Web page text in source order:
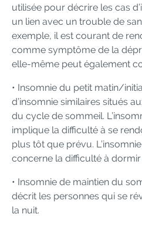
utilisée pour décrire les cas
un lien avec un trouble de
exemple, il est courant de
comme symptôme de la
elle-même peut également
• Insomnie du petit matin/
d’insomnie similaires situés
du cycle de sommeil.
implique la difficulté à se
plus tôt que prévu.
concerne la difficulté à
• Insomnie de maintien du
décrit les personnes qui se
la nuit.